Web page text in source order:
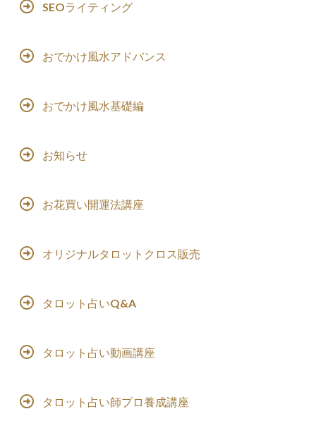
SEOライティング
おでかけ風水アドバンス
おでかけ風水基礎編
お知らせ
お花買い開運法講座
オリジナルタロットクロス販売
タロット占いQ&A
タロット占い動画講座
タロット占い師プロ養成講座